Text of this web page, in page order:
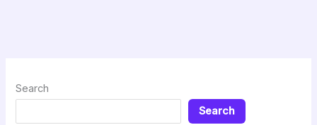
Search
Search